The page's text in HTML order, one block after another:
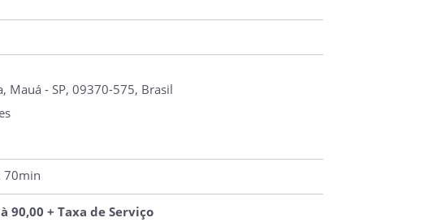
Mauá - SP, 09370-575, Brasil
70min
90,00 + Taxa de Serviço